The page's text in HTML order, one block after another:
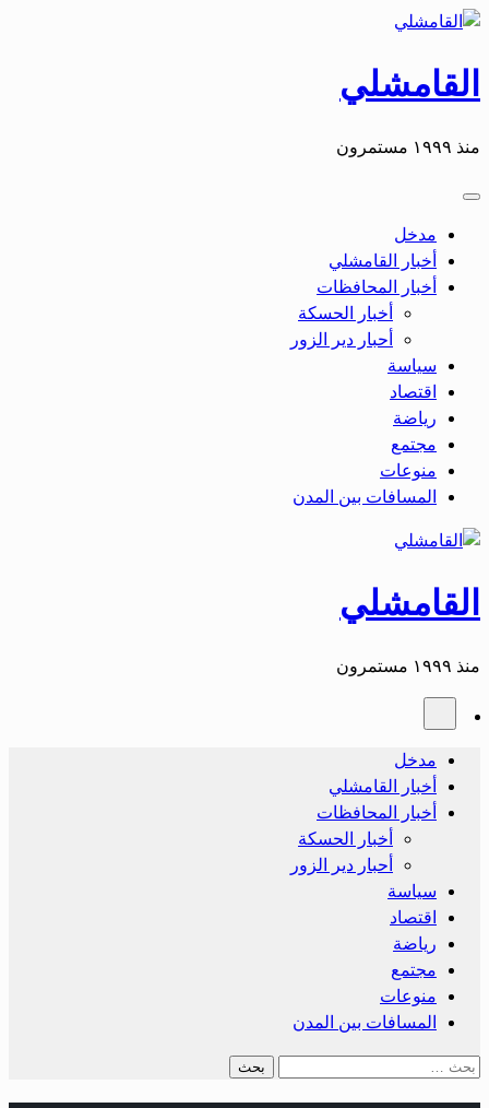
التخطي
المحتوى
القامشلي
منذ ١٩٩٩ مستمرون
مدخل
أخبار القامشلي
أخبار المحافظات
أخبار الحسكة
أحبار دير الزور
سياسة
اقتصاد
رياضة
مجتمع
منوعات
المسافات بين المدن
القامشلي
منذ ١٩٩٩ مستمرون
مدخل
أخبار القامشلي
أخبار المحافظات
أخبار الحسكة
أحبار دير الزور
سياسة
اقتصاد
رياضة
مجتمع
منوعات
المسافات بين المدن
البحث